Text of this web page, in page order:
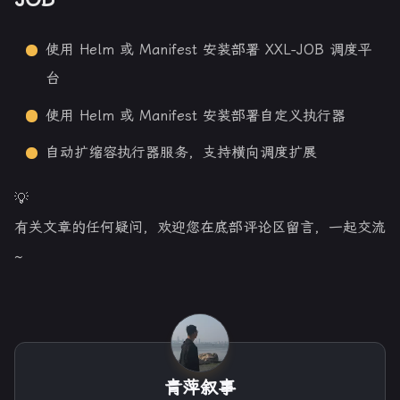
使用 Helm 或 Manifest 安装部署 XXL-JOB 调度平
台
使用 Helm 或 Manifest 安装部署自定义执行器
自动扩缩容执行器服务，支持横向调度扩展
💡
有关文章的任何疑问，欢迎您在底部评论区留言，一起交流
~
青萍叙事